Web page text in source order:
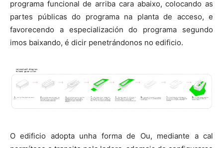
programa funcional de arriba cara abaixo, colocando as
partes públicas do programa na planta de acceso, e
favorecendo a especialización do programa segundo
imos baixando, é dicir penetrándonos no edificio.
O edificio adopta unha forma de Ou, mediante a cal